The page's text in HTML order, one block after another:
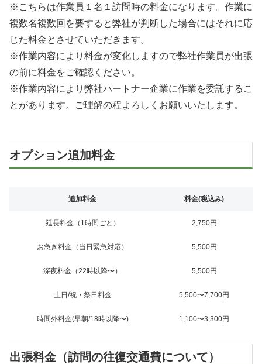
※こちらは作業員１名１訪問時の料金になります。作業に
複数名複数回を要すると弊社が判断した場合にはそれに応
じた料金とさせていただきます。
※作業内容により料金が変化しますので弊社作業員が出張
の前に料金をご確認ください。
※作業内容により弊社パートナー企業に作業を委託するこ
とがあります。ご理解の程よろしくお願いいたします。
オプション追加料金
追加料金 料金(税込み)
延長料金（1時間ごと） 2,750円
お急ぎ料金（当日緊急対応） 5,500円
深夜料金（22時以降〜） 5,500円
土日/祝・祭日料金 5,500〜7,700円
時間外料金(早朝/18時以降〜) 1,100〜3,300円
出張料金（訪問の往復交通費について）